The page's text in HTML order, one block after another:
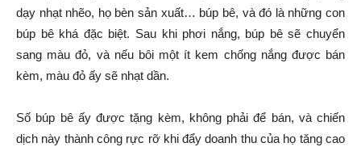
dạy nhạt nhẽo, họ bèn sản xuất… búp bê, và đó là những con
búp bê khá đặc biệt. Sau khi phơi nắng, búp bê sẽ chuyển
sang màu đỏ, và nếu bôi một ít kem chống nắng được bán
kèm, màu đỏ ấy sẽ nhạt dần.
Số búp bê ấy được tặng kèm, không phải để bán, và chiến
dịch này thành công rực rỡ khi đẩy doanh thu của họ tăng cao